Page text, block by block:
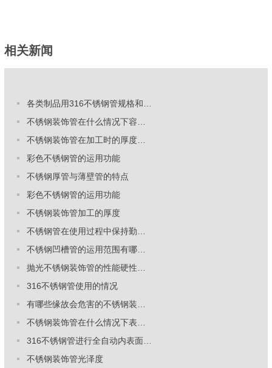
相关新闻
各类制品用316不锈钢管规格和…
不锈钢装饰管在什么情况下容…
不锈钢装饰管在加工时的厚度…
彩色不锈钢管的运用功能
不锈钢厚管与薄壁管的特点
彩色不锈钢管的运用功能
不锈钢装饰管加工的厚度
不锈钢管在使用过程中保持勤…
不锈钢凹槽管的运用范围有哪…
抛光不锈钢装饰管的性能硬性…
316不锈钢管使用的情况
有哪些缘故会危害的不锈钢装…
不锈钢装饰管在什么情况下表…
316不锈钢管进行全自动内表面…
不锈钢装饰管光泽度